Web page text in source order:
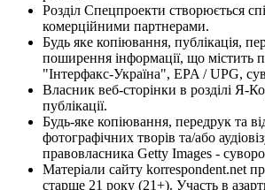
Розділ Спецпроекти створюється
комерційними партнерами.
Будь яке копіювання, публікація,
поширення інформації, що містить
"Інтерфакс-Україна", EPA / UPG,
Власник веб-сторінки в розділі Я-
публікації.
Будь-яке копіювання, передрук та
фотографічних творів та/або
правовласника Getty Images - суворо
Матеріали сайту korrespondent.net
старше 21 року (21+). Участь в